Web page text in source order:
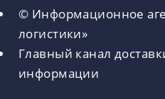
© Информационное
логистики»
Главный канал
информации